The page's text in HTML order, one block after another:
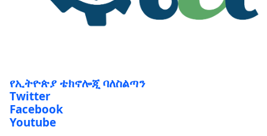
Twitter
Facebook
Youtube